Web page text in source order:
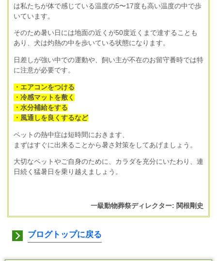
は私たちが体で感じている温度の5〜17度も高い温度の中で歩
いています。
そのため暑い日には地面の近くが50度近くまで達することも
あり、犬は灼熱の中を歩いている状態になります。
日差しが強い中での運動や、飼い主が不在のお留守番時では特
に注意が必要です。
・エアコンをつける
・冷感マットを敷く
・水分補給をする
・風通しを良くするなど
ペットの熱中症は短時間におきます、
まずはすぐに出来ることから暑さ対策をしてあげましょう。
大切なペットやご自身のために、カラダを充分にいたわり、連
日続く猛暑日を乗り越えましょう。
一級動物葬祭ディレクター: 関根剛史
ブログトップに戻る